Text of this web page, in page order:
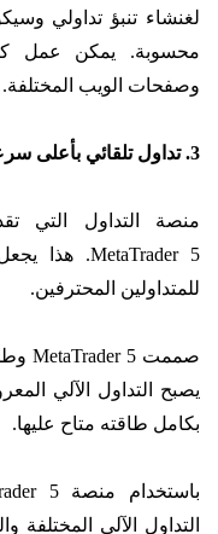
لغنشاء تنبؤ تداولي
محسوبة. يمكن عمل
وصفحات الويب المختلفة.
3. تداول تلقائي بأعلى سرعة تداول
منصة التداول التي
للمتداولين المحترفين.
يصبح التداول الآلي
بكامل طاقته متاح عليها.
التداول الآلي